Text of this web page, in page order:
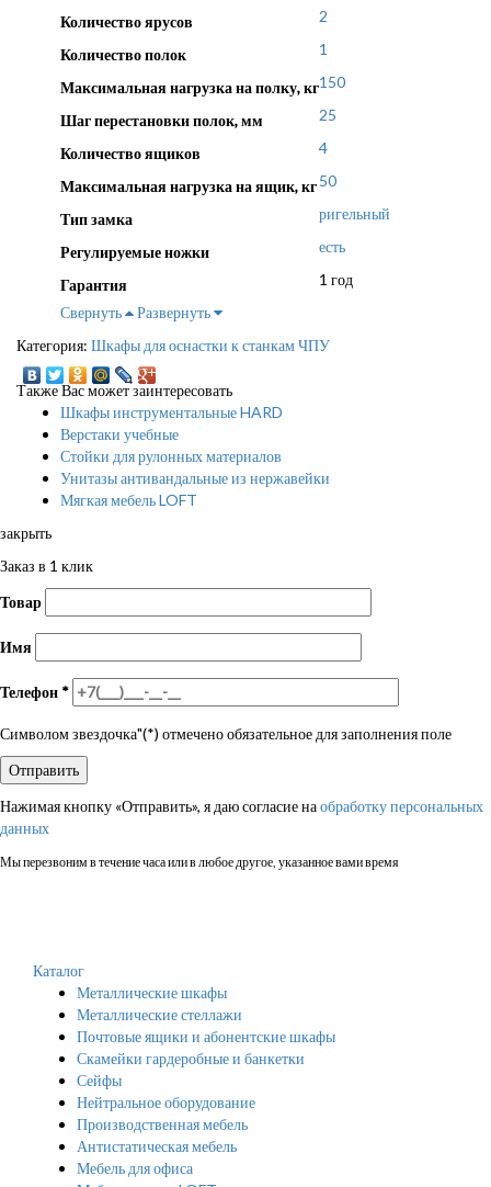
Количество ярусов 2
Количество полок 1
Максимальная нагрузка на полку, кг150
Шаг перестановки полок, мм 25
Количество ящиков 4
Максимальная нагрузка на ящик, кг50
Тип замка ригельный
Регулируемые ножки есть
Гарантия
1 год
Свернуть
Развернуть
Категория: Шкафы для оснастки к станкам ЧПУ
Также Вас может заинтересовать
Шкафы инструментальные HARD
Верстаки учебные
Стойки для рулонных материалов
Унитазы антивандальные из нержавейки
Мягкая мебель LOFT
закрыть
Заказ в 1 клик
Товар
Имя
Телефон *
Символом звездочка"(*) отмечено обязательное для заполнения поле
Нажимая кнопку «Отправить», я даю согласие наобработку персональных
данных
Мы перезвоним в течение часа или в любое другое, указанное вами время
Каталог
Металлические шкафы
Металлические стеллажи
Почтовые ящики и абонентские шкафы
Скамейки гардеробные и банкетки
Сейфы
Нейтральное оборудование
Производственная мебель
Антистатическая мебель
Мебель для офиса